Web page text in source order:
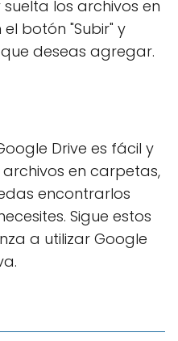
los archivos en
botón "Subir" y
deseas agregar.
Drive es fácil y
en carpetas,
encontrarlos
Sigue estos
a utilizar Google